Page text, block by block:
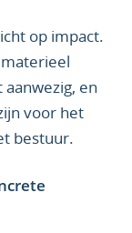
op impact.
en
voor het
bestuur.